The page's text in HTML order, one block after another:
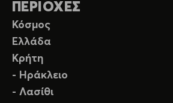
ΠΕΡΙΟΧΕΣ
Κόσμος
Ελλάδα
Κρήτη
- Ηράκλειο
- Λασίθι